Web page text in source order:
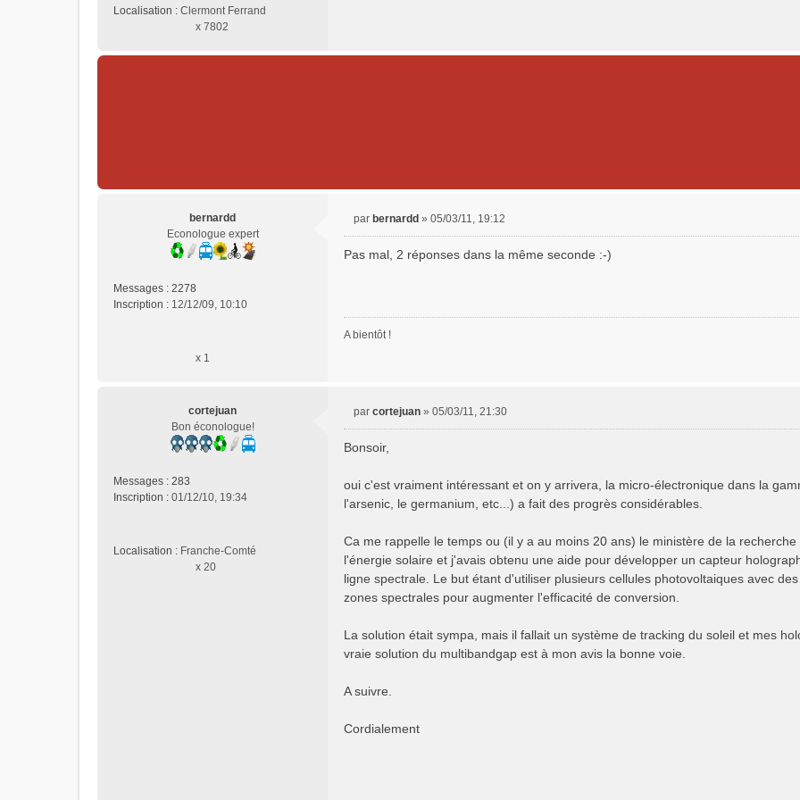
Localisation : Clermont Ferrand
x 7802
bernardd
Econologue expert
Messages : 2278
Inscription : 12/12/09, 10:10
x 1
s
u
par bernardd » 05/03/11, 19:12
Pas mal, 2 réponses dans la même seconde :-)
A bientôt !
cortejuan
Bon éconologue!
Messages : 283
Inscription : 01/12/10, 19:34
Localisation : Franche-Comté
x 20
s
a
g
n
l
u
par cortejuan » 05/03/11, 21:30
Bonsoir,
oui c'est vraiment intéressant et on y arrivera, la micro-électronique dans la
l'arsenic, le germanium, etc...) a fait des progrès considérables.
Ca me rappelle le temps ou (il y a au moins 20 ans) le ministère de la
l'énergie solaire et j'avais obtenu une aide pour développer un capteur
ligne spectrale. Le but étant d'utiliser plusieurs cellules photovoltaiques avec
zones spectrales pour augmenter l'efficacité de conversion.
La solution était sympa, mais il fallait un système de tracking du soleil et mes
vraie solution du multibandgap est à mon avis la bonne voie.
A suivre.
Cordialement